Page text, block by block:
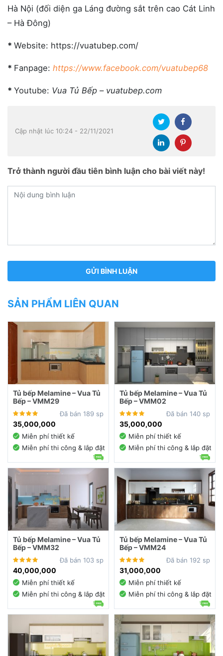
Hà Nội (đối diện ga Láng đường sắt trên cao Cát Linh
– Hà Đông)
* Website: https://vuatubep.com/
* Fanpage: https://www.facebook.com/vuatubep68
* Youtube: Vua Tủ Bếp – vuatubep.com
Cập nhật lúc 10:24 - 22/11/2021
Trở thành người đầu tiên bình luận cho bài viết này!
SẢN PHẨM LIÊN QUAN
Tủ bếp Melamine – Vua Tủ
Bếp – VMM29
Đã bán 189 sp
35,000,000
Miễn phí thiết kế
Miễn phí thi công & lắp đặt
Tủ bếp Melamine – Vua Tủ
Bếp – VMM02
Đã bán 140 sp
35,000,000
Miễn phí thiết kế
Miễn phí thi công & lắp đặt
Tủ bếp Melamine – Vua Tủ
Bếp – VMM32
Đã bán 103 sp
40,000,000
Miễn phí thiết kế
Miễn phí thi công & lắp đặt
Tủ bếp Melamine – Vua Tủ
Bếp – VMM24
Đã bán 192 sp
31,000,000
Miễn phí thiết kế
Miễn phí thi công & lắp đặt